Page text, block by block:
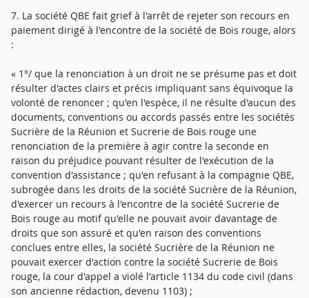
7. La société QBE fait grief à l'arrêt de rejeter son recours en
paiement dirigé à l'encontre de la société de Bois rouge, alors
:
« 1°/ que la renonciation à un droit ne se présume pas et doit
résulter d'actes clairs et précis impliquant sans équivoque la
volonté de renoncer ; qu'en l'espèce, il ne résulte d'aucun des
documents, conventions ou accords passés entre les sociétés
Sucrière de la Réunion et Sucrerie de Bois rouge une
renonciation de la première à agir contre la seconde en
raison du préjudice pouvant résulter de l'exécution de la
convention d'assistance ; qu'en refusant à la compagnie QBE,
subrogée dans les droits de la société Sucrière de la Réunion,
d'exercer un recours à l'encontre de la société Sucrerie de
Bois rouge au motif qu'elle ne pouvait avoir davantage de
droits que son assuré et qu'en raison des conventions
conclues entre elles, la société Sucrière de la Réunion ne
pouvait exercer d'action contre la société Sucrerie de Bois
rouge, la cour d'appel a violé l'article 1134 du code civil (dans
son ancienne rédaction, devenu 1103) ;